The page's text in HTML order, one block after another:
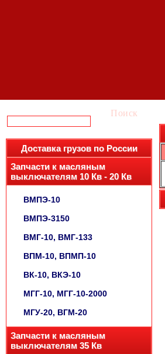
Поиск
Доставка грузов по России
Запчасти к масляным
выключателям 10 Кв - 20 Кв
ВМПЭ-10
ВМПЭ-3150
ВМГ-10, ВМГ-133
ВПМ-10, ВПМП-10
ВК-10, ВКЭ-10
МГГ-10, МГГ-10-2000
МГУ-20, ВГМ-20
Запчасти к масляным
выключателям 35 Кв